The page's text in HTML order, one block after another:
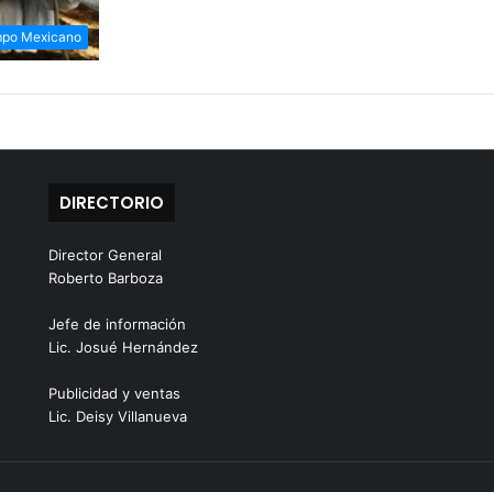
Mexicano
DIRECTORIO
Director General
Roberto Barboza
Jefe de información
Lic. Josué Hernández
Publicidad y ventas
Lic. Deisy Villanueva